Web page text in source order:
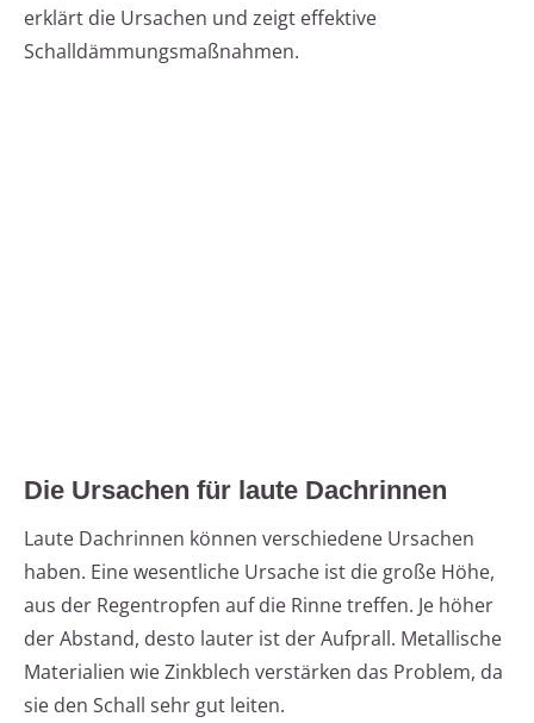
erklärt die Ursachen und zeigt effektive
Schalldämmungsmaßnahmen.
Die Ursachen für laute Dachrinnen
Laute Dachrinnen können verschiedene Ursachen
haben. Eine wesentliche Ursache ist die große Höhe,
aus der Regentropfen auf die Rinne treffen. Je höher
der Abstand, desto lauter ist der Aufprall. Metallische
Materialien wie Zinkblech verstärken das Problem, da
sie den Schall sehr gut leiten.